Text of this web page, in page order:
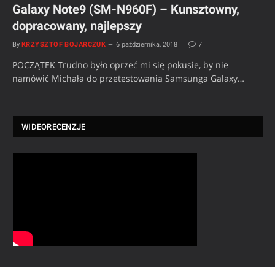
Galaxy Note9 (SM-N960F) – Kunsztowny,
dopracowany, najlepszy
By KRZYSZTOF BOJARCZUK 6 października, 2018 7
POCZĄTEK Trudno było oprzeć mi się pokusie, by nie
namówić Michała do przetestowania Samsunga Galaxy…
WIDEORECENZJE